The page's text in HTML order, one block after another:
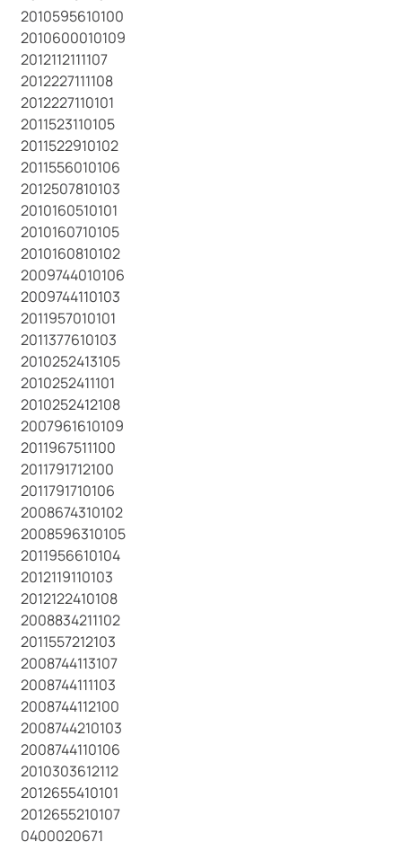
2010595610100
2010600010109
2012112111107
2012227111108
2012227110101
2011523110105
2011522910102
2011556010106
2012507810103
2010160510101
2010160710105
2010160810102
2009744010106
2009744110103
2011957010101
2011377610103
2010252413105
2010252411101
2010252412108
2007961610109
2011967511100
2011791712100
2011791710106
2008674310102
2008596310105
2011956610104
2012119110103
2012122410108
2008834211102
2011557212103
2008744113107
2008744111103
2008744112100
2008744210103
2008744110106
2010303612112
2012655410101
2012655210107
0400020671